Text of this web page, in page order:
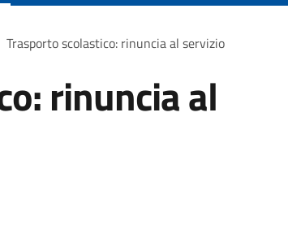
Trasporto scolastico: rinuncia al servizio
rinuncia al